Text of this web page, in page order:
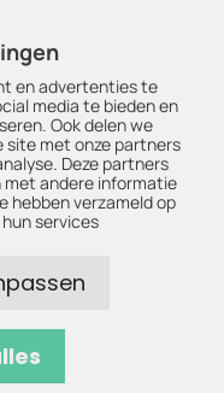
–Duurzaamheid
Top Movers • KvK
en advertenties te
media te bieden en
Ook delen we
site met onze partners
Deze partners
met andere informatie
hebben verzameld op
services